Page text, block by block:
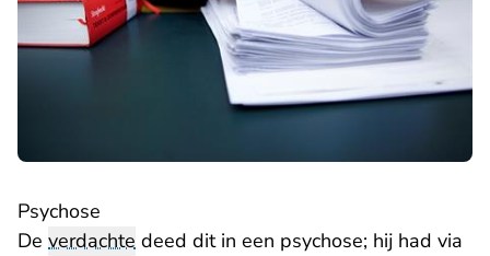
Psychose
De verdachte deed dit in een psychose; hij had via